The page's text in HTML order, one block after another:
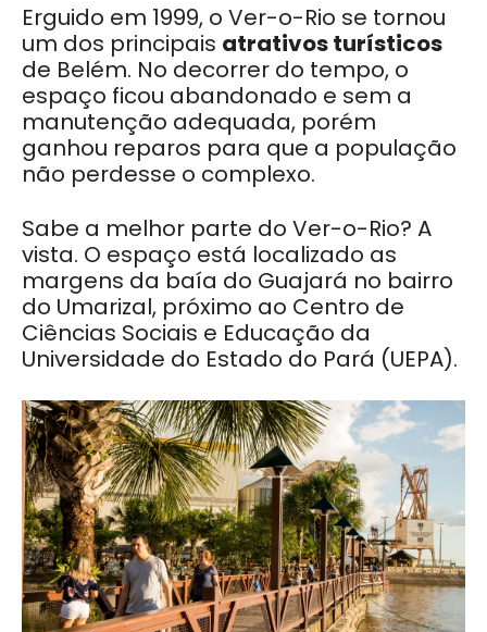
Erguido em 1999, o Ver-o-Rio se tornou
um dos principais atrativos turísticos
de Belém. No decorrer do tempo, o
espaço ficou abandonado e sem a
manutenção adequada, porém
ganhou reparos para que a população
não perdesse o complexo.
Sabe a melhor parte do Ver-o-Rio? A
vista. O espaço está localizado as
margens da baía do Guajará no bairro
do Umarizal, próximo ao Centro de
Ciências Sociais e Educação da
Universidade do Estado do Pará (UEPA).